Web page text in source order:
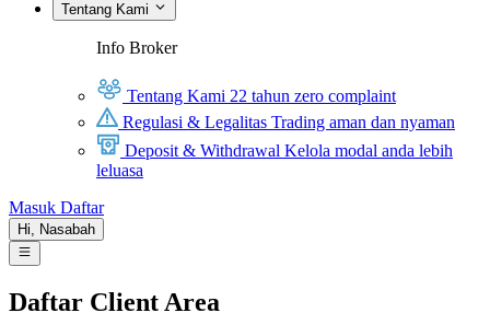
Tentang Kami
Info Broker
Tentang Kami 22 tahun zero complaint
Regulasi & Legalitas Trading aman dan nyaman
Deposit & Withdrawal Kelola modal anda lebih
leluasa
Masuk Daftar
Hi, Nasabah
Daftar Client Area